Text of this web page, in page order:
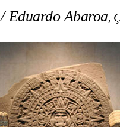
/Eduardo Abaroa,